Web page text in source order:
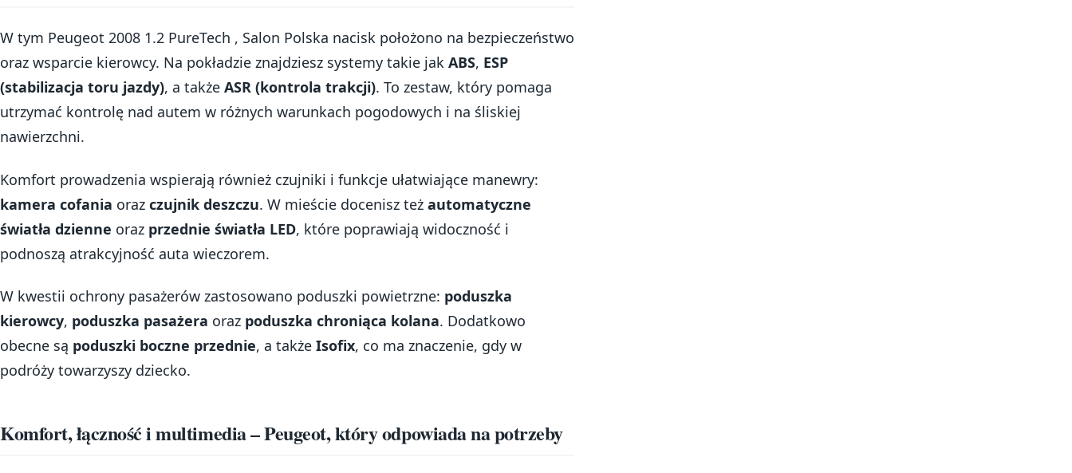
W tym Peugeot 2008 1.2 PureTech , Salon Polska nacisk położono na bezpieczeństwo
oraz wsparcie kierowcy. Na pokładzie znajdziesz systemy takie jak ABS, ESP
(stabilizacja toru jazdy), a także ASR (kontrola trakcji). To zestaw, który pomaga
utrzymać kontrolę nad autem w różnych warunkach pogodowych i na śliskiej
nawierzchni.
Komfort prowadzenia wspierają również czujniki i funkcje ułatwiające manewry:
kamera cofania oraz czujnik deszczu. W mieście docenisz też automatyczne
światła dzienne oraz przednie światła LED, które poprawiają widoczność i
podnoszą atrakcyjność auta wieczorem.
W kwestii ochrony pasażerów zastosowano poduszki powietrzne: poduszka
kierowcy, poduszka pasażera oraz poduszka chroniąca kolana. Dodatkowo
obecne są poduszki boczne przednie, a także Isofix, co ma znaczenie, gdy w
podróży towarzyszy dziecko.
Komfort, łączność i multimedia – Peugeot, który odpowiada na potrzeby